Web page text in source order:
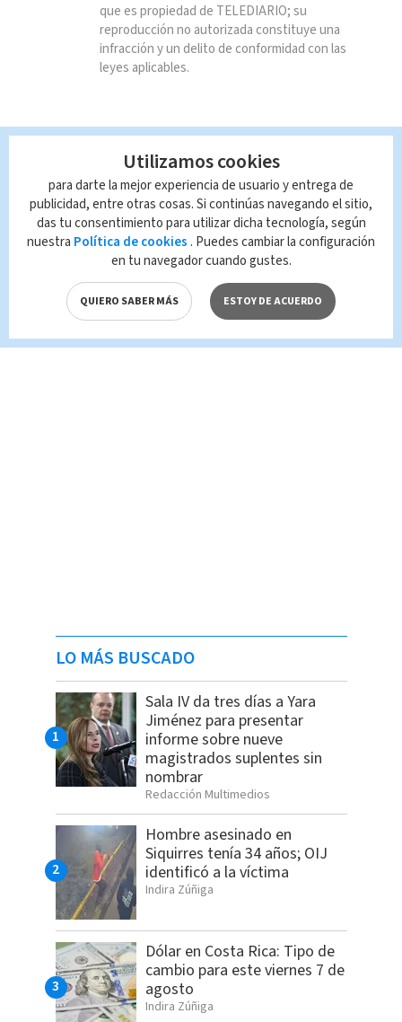
que es propiedad de TELEDIARIO; su
reproducción no autorizada constituye una
infracción y un delito de conformidad con las
leyes aplicables.
LO MÁS BUSCADO
Sala IV da tres días a Yara
Jiménez para presentar
informe sobre nueve
magistrados suplentes sin
nombrar
Redacción Multimedios
Hombre asesinado en
Siquirres tenía 34 años; OIJ
identificó a la víctima
Indira Zúñiga
Dólar en Costa Rica: Tipo de
cambio para este viernes 7 de
agosto
Indira Zúñiga
Utilizamos cookies
para darte la mejor experiencia de usuario y entrega de
publicidad, entre otras cosas. Si continúas navegando el sitio,
das tu consentimiento para utilizar dicha tecnología, según
nuestra Política de cookies . Puedes cambiar la configuración
en tu navegador cuando gustes.
QUIERO SABER MÁS ESTOY DE ACUERDO